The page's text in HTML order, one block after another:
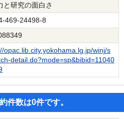
と研究の面白さ
24498-8
opac.lib.city.yokohama.lg.jp/winj/s
detail.do?mode=sp&bibid=11040
件数は0件です。